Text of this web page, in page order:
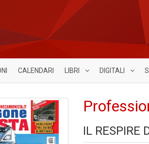
CALENDARI LIBRI DIGITALI
IL RESPIRE